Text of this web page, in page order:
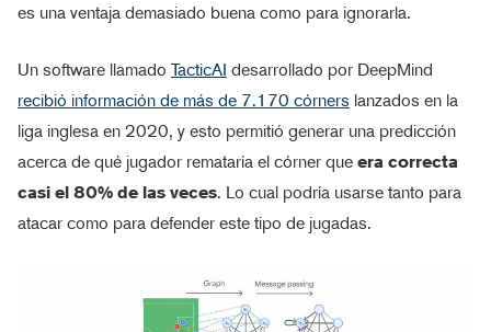
es una ventaja demasiado buena como para ignorarla.
Un software llamado TacticAI desarrollado por DeepMind
recibió información de más de 7.170 córners lanzados en la
liga inglesa en 2020, y esto permitió generar una predicción
acerca de qué jugador remataría el córner que era correcta
casi el 80% de las veces. Lo cual podría usarse tanto para
atacar como para defender este tipo de jugadas.